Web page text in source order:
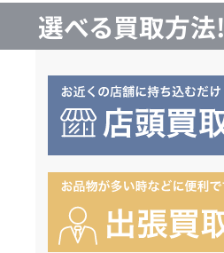
選べる買取方法!